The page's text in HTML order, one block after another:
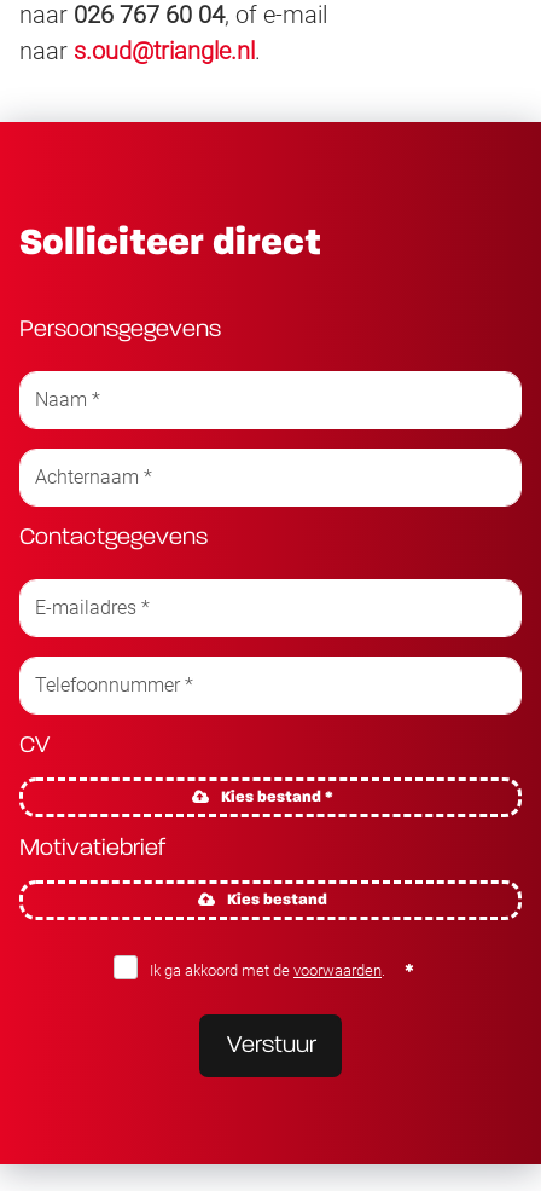
naar 026 767 60 04, of e-mail
naar s.oud@triangle.nl.
Solliciteer direct
Persoonsgegevens
Contactgegevens
CV
Kies bestand *
Motivatiebrief
Kies bestand
Ik ga akkoord met de voorwaarden
Verstuur